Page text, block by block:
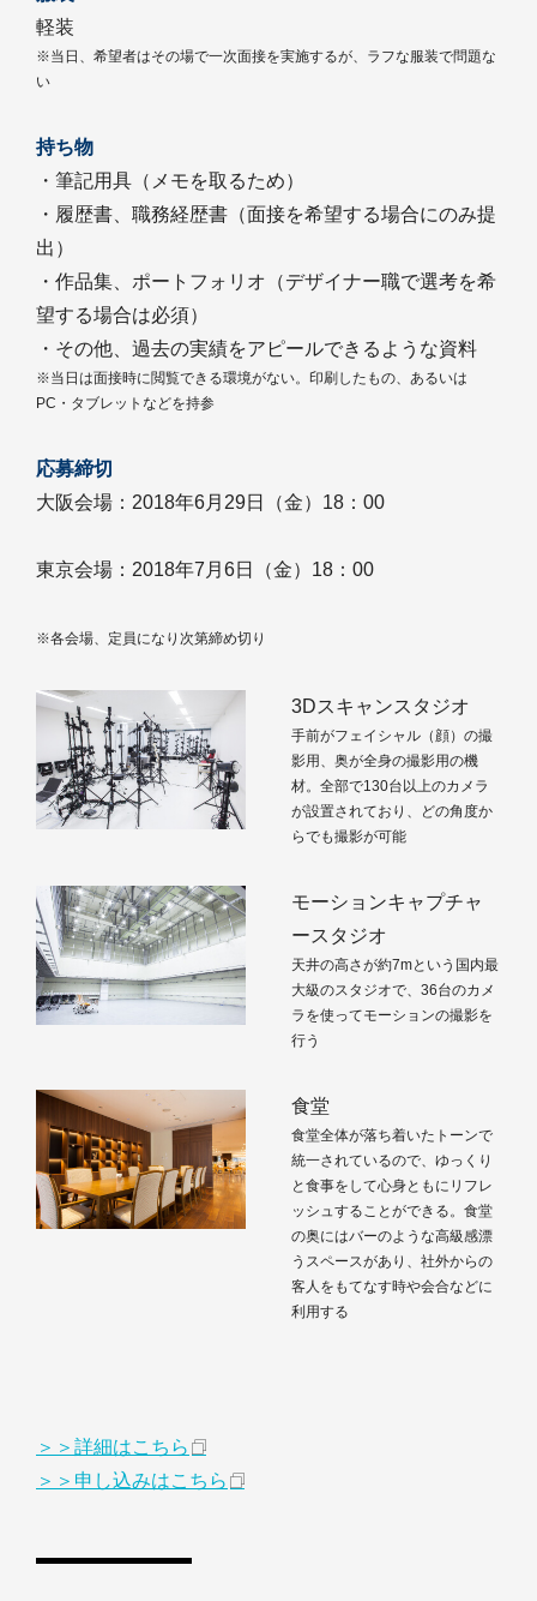
軽装
※当日、希望者はその場で一次面接を実施するが、ラフな服装で問題な
い
持ち物
・筆記用具（メモを取るため）
・履歴書、職務経歴書（面接を希望する場合にのみ提
出）
・作品集、ポートフォリオ（デザイナー職で選考を希
望する場合は必須）
・その他、過去の実績をアピールできるような資料
※当日は面接時に閲覧できる環境がない。印刷したもの、あるいは
PC・タブレットなどを持参
応募締切
大阪会場：2018年6月29日（金）18：00
東京会場：2018年7月6日（金）18：00
※各会場、定員になり次第締め切り
3Dスキャンスタジオ
手前がフェイシャル（顔）の撮
影用、奥が全身の撮影用の機
材。全部で130台以上のカメラ
が設置されており、どの角度か
らでも撮影が可能
モーションキャプチャ
ースタジオ
天井の高さが約7mという国内最
大級のスタジオで、36台のカメ
ラを使ってモーションの撮影を
行う
食堂
食堂全体が落ち着いたトーンで
統一されているので、ゆっくり
と食事をして心身ともにリフレ
ッシュすることができる。食堂
の奥にはバーのような高級感漂
うスペースがあり、社外からの
客人をもてなす時や会合などに
利用する
＞＞詳細はこちら
＞＞申し込みはこちら